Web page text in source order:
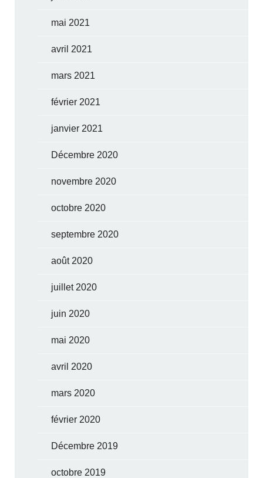
mai 2021
avril 2021
mars 2021
février 2021
janvier 2021
Décembre 2020
novembre 2020
octobre 2020
septembre 2020
août 2020
juillet 2020
juin 2020
mai 2020
avril 2020
mars 2020
février 2020
Décembre 2019
octobre 2019